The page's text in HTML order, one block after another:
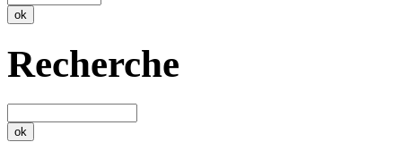
Recherche